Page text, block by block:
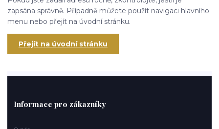
zapsána správně. Případně můžete použít navigaci hlavního
menu nebo přejít na úvodní stránku.
Přejít na úvodní stránku
Informace pro zákazníky